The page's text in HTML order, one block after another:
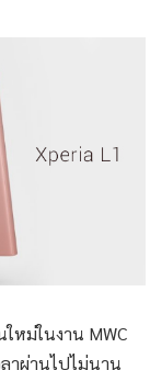
หม่ในงาน MWC
าผ่านไปไม่นาน